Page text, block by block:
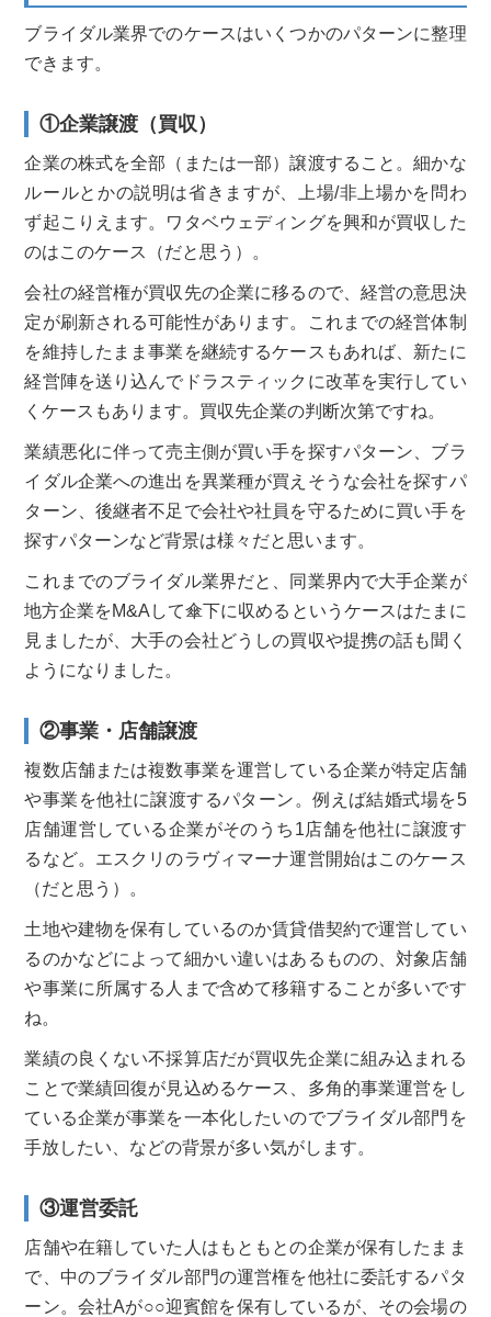
ブライダル業界でのケースはいくつかのパターンに整理
できます。
①企業譲渡（買収）
企業の株式を全部（または一部）譲渡すること。細かな
ルールとかの説明は省きますが、上場/非上場かを問わ
ず起こりえます。ワタベウェディングを興和が買収した
のはこのケース（だと思う）。
会社の経営権が買収先の企業に移るので、経営の意思決
定が刷新される可能性があります。これまでの経営体制
を維持したまま事業を継続するケースもあれば、新たに
経営陣を送り込んでドラスティックに改革を実行してい
くケースもあります。買収先企業の判断次第ですね。
業績悪化に伴って売主側が買い手を探すパターン、ブラ
イダル企業への進出を異業種が買えそうな会社を探すパ
ターン、後継者不足で会社や社員を守るために買い手を
探すパターンなど背景は様々だと思います。
これまでのブライダル業界だと、同業界内で大手企業が
地方企業をM&Aして傘下に収めるというケースはたまに
見ましたが、大手の会社どうしの買収や提携の話も聞く
ようになりました。
②事業・店舗譲渡
複数店舗または複数事業を運営している企業が特定店舗
や事業を他社に譲渡するパターン。例えば結婚式場を5
店舗運営している企業がそのうち1店舗を他社に譲渡す
るなど。エスクリのラヴィマーナ運営開始はこのケース
（だと思う）。
土地や建物を保有しているのか賃貸借契約で運営してい
るのかなどによって細かい違いはあるものの、対象店舗
や事業に所属する人まで含めて移籍することが多いです
ね。
業績の良くない不採算店だが買収先企業に組み込まれる
ことで業績回復が見込めるケース、多角的事業運営をし
ている企業が事業を一本化したいのでブライダル部門を
手放したい、などの背景が多い気がします。
③運営委託
店舗や在籍していた人はもともとの企業が保有したまま
で、中のブライダル部門の運営権を他社に委託するパタ
ーン。会社Aが○○迎賓館を保有しているが、その会場の